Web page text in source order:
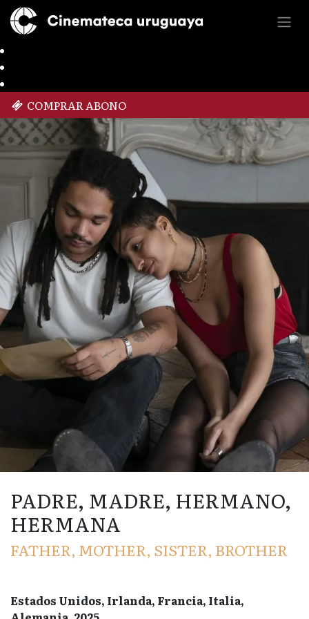
COMPRAR ABONO
PADRE, MADRE, HERMANO,
HERMANA
FATHER, MOTHER, SISTER, BROTHER
Estados Unidos, Irlanda, Francia, Italia,